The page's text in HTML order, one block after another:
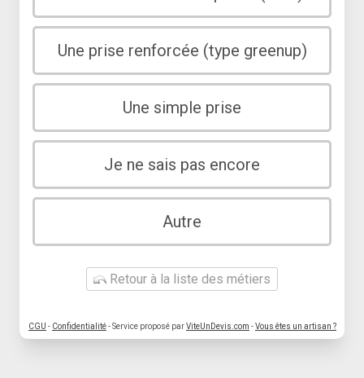
Une prise renforcée (type greenup)
Une simple prise
Je ne sais pas encore
Autre
Retour à la liste des métiers
CGU - Confidentialité- Service proposé parViteUnDevis.com -Vous êtes un artisan ?